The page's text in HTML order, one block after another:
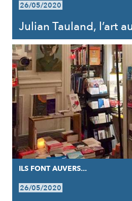
26/05/2020
Julian Tauland, l’art
ILS FONT AUVERS...
26/05/2020